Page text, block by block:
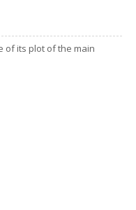
of its plot of the main